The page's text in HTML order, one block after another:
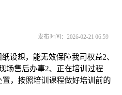
发布时间：2026-02-21 06:59
设想，能无效保障我司权益2、
场售后办事2、正在培训过程
，按照培训课程做好培训前的